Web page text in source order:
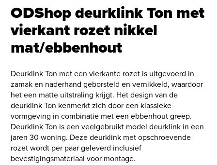
ODShop deurklink Ton met
vierkant rozet nikkel
mat/ebbenhout
Deurklink Ton met een vierkante rozet is uitgevoerd in
zamak en naderhand geborsteld en vernikkeld, waardoor
het een matte uitstraling krijgt. Het design van de
deurklink Ton kenmerkt zich door een klassieke
vormgeving in combinatie met een ebbenhout greep.
Deurklink Ton is een veelgebruikt model deurklink in een
jaren 30 woning. Deze deurklink met opschroevende
rozet wordt per paar geleverd inclusief
bevestigingsmateriaal voor montage.